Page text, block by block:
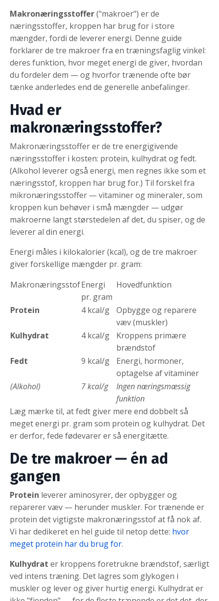
Makronæringsstoffer("makroer") er de
næringsstoffer, kroppen har brug for i store
mængder, fordi de leverer energi. Denne guide
forklarer de tre makroer fra en træningsfaglig vinkel:
deres funktion, hvor meget energi de giver, hvordan
du fordeler dem — og hvorfor trænende ofte bør
tænke anderledes end de generelle anbefalinger.
Hvad er
makronæringsstoffer?
Makronæringsstoffer er de tre energigivende
næringsstoffer i kosten: protein, kulhydrat og fedt.
(Alkohol leverer også energi, men regnes ikke som et
næringsstof, kroppen har brug for.) Til forskel fra
mikronæringsstoffer — vitaminer og mineraler, som
kroppen kun behøver i små mængder — udgør
makroerne langt størstedelen af det, du spiser, og de
leverer al din energi.
Energi måles i kilokalorier (kcal), og de tre makroer
giver forskellige mængder pr. gram:
MakronæringsstofEnergi
pr. gram
Hovedfunktion
Protein 4 kcal/g
Opbygge og reparere
væv (muskler)
Kulhydrat
4 kcal/g
Kroppens primære
brændstof
Fedt
9 kcal/g
Energi, hormoner,
optagelse af vitaminer
(Alkohol)
7 kcal/g
Ingen næringsmæssig
funktion
Læg mærke til, at fedt giver mere end dobbelt så
meget energi pr. gram som protein og kulhydrat. Det
er derfor, fede fødevarer er så energitætte.
De tre makroer — én ad
gangen
Protein leverer aminosyrer, der opbygger og
reparerer væv — herunder muskler. For trænende er
protein det vigtigste makronæringsstof at få nok af.
Vi har dedikeret en hel guide til netop dette: hvor
meget protein har du brug for.
Kulhydrat er kroppens foretrukne brændstof, særligt
ved intens træning. Det lagres som glykogen i
muskler og lever og giver hurtig energi. Kulhydrat er